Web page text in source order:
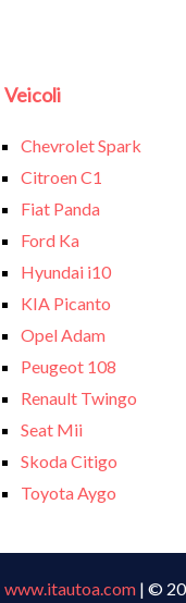
Veicoli
Chevrolet Spark
Citroen C1
Fiat Panda
Ford Ka
Hyundai i10
KIA Picanto
Opel Adam
Peugeot 108
Renault Twingo
Seat Mii
Skoda Citigo
Toyota Aygo
www.itautoa.com | ©